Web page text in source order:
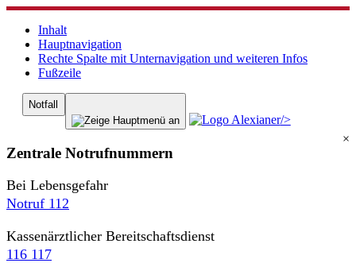
Inhalt
Hauptnavigation
Rechte Spalte mit Unternavigation und weiteren Infos
Fußzeile
/>
Notfall
×
Zentrale Notrufnummern
Bei Lebensgefahr
Notruf 112
Kassenärztlicher Bereitschaftsdienst
116 117